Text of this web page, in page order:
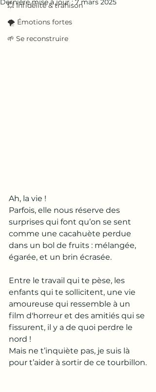
💥 Infidélité & trahison
🌪️ Émotions fortes
🌱 Se reconstruire
Dernière mise à jour : 7 mars 2025
Ah, la vie !
Parfois, elle nous réserve des
surprises qui font qu’on se sent
comme une cacahuète perdue
dans un bol de fruits : mélangée,
égarée, et un brin écrasée.
Entre le travail qui te pèse, les
enfants qui te sollicitent, une vie
amoureuse qui ressemble à un
film d'horreur et des amitiés qui se
fissurent, il y a de quoi perdre le
nord !
Mais ne t’inquiète pas, je suis là
pour t’aider à sortir de ce tourbillon.